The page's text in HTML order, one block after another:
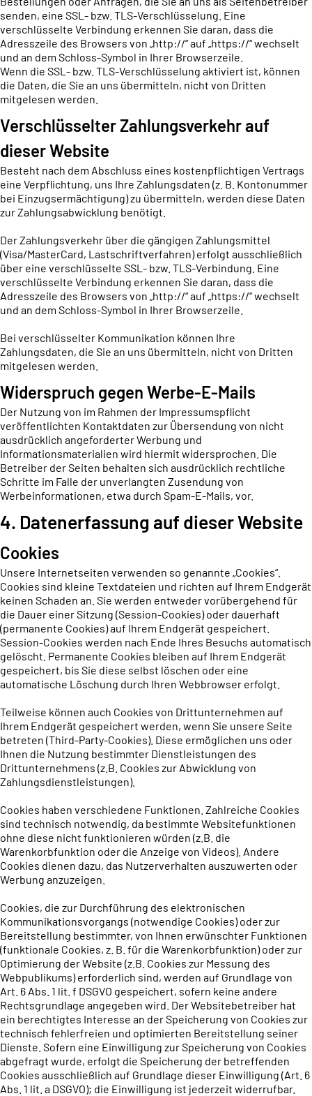
senden, eine SSL- bzw. TLS-Verschlüsselung. Eine
verschlüsselte Verbindung erkennen Sie daran, dass die
Adresszeile des Browsers von „http://“ auf „https://“ wechselt
und an dem Schloss-Symbol in Ihrer Browserzeile.
Wenn die SSL- bzw. TLS-Verschlüsselung aktiviert ist, können
die Daten, die Sie an uns übermitteln, nicht von Dritten
mitgelesen werden.
Verschlüsselter Zahlungsverkehr auf
dieser Website
Besteht nach dem Abschluss eines kostenpflichtigen Vertrags
eine Verpflichtung, uns Ihre Zahlungsdaten (z. B. Kontonummer
bei Einzugsermächtigung) zu übermitteln, werden diese Daten
zur Zahlungsabwicklung benötigt.
Der Zahlungsverkehr über die gängigen Zahlungsmittel
(Visa/MasterCard, Lastschriftverfahren) erfolgt ausschließlich
über eine verschlüsselte SSL- bzw. TLS-Verbindung. Eine
verschlüsselte Verbindung erkennen Sie daran, dass die
Adresszeile des Browsers von „http://“ auf „https://“ wechselt
und an dem Schloss-Symbol in Ihrer Browserzeile.
Bei verschlüsselter Kommunikation können Ihre
Zahlungsdaten, die Sie an uns übermitteln, nicht von Dritten
mitgelesen werden.
Widerspruch gegen Werbe-E-Mails
Der Nutzung von im Rahmen der Impressumspflicht
veröffentlichten Kontaktdaten zur Übersendung von nicht
ausdrücklich angeforderter Werbung und
Informationsmaterialien wird hiermit widersprochen. Die
Betreiber der Seiten behalten sich ausdrücklich rechtliche
Schritte im Falle der unverlangten Zusendung von
Werbeinformationen, etwa durch Spam-E-Mails, vor.
4. Datenerfassung auf dieser Website
Cookies
Unsere Internetseiten verwenden so genannte „Cookies“.
Cookies sind kleine Textdateien und richten auf Ihrem Endgerät
keinen Schaden an. Sie werden entweder vorübergehend für
die Dauer einer Sitzung (Session-Cookies) oder dauerhaft
(permanente Cookies) auf Ihrem Endgerät gespeichert.
Session-Cookies werden nach Ende Ihres Besuchs automatisch
gelöscht. Permanente Cookies bleiben auf Ihrem Endgerät
gespeichert, bis Sie diese selbst löschen oder eine
automatische Löschung durch Ihren Webbrowser erfolgt.
Teilweise können auch Cookies von Drittunternehmen auf
Ihrem Endgerät gespeichert werden, wenn Sie unsere Seite
betreten (Third-Party-Cookies). Diese ermöglichen uns oder
Ihnen die Nutzung bestimmter Dienstleistungen des
Drittunternehmens (z.B. Cookies zur Abwicklung von
Zahlungsdienstleistungen).
Cookies haben verschiedene Funktionen. Zahlreiche Cookies
sind technisch notwendig, da bestimmte Websitefunktionen
ohne diese nicht funktionieren würden (z.B. die
Warenkorbfunktion oder die Anzeige von Videos). Andere
Cookies dienen dazu, das Nutzerverhalten auszuwerten oder
Werbung anzuzeigen.
Cookies, die zur Durchführung des elektronischen
Kommunikationsvorgangs (notwendige Cookies) oder zur
Bereitstellung bestimmter, von Ihnen erwünschter Funktionen
(funktionale Cookies, z. B. für die Warenkorbfunktion) oder zur
Optimierung der Website (z.B. Cookies zur Messung des
Webpublikums) erforderlich sind, werden auf Grundlage von
Art. 6 Abs. 1 lit. f DSGVO gespeichert, sofern keine andere
Rechtsgrundlage angegeben wird. Der Websitebetreiber hat
ein berechtigtes Interesse an der Speicherung von Cookies zur
technisch fehlerfreien und optimierten Bereitstellung seiner
Dienste. Sofern eine Einwilligung zur Speicherung von Cookies
abgefragt wurde, erfolgt die Speicherung der betreffenden
Cookies ausschließlich auf Grundlage dieser Einwilligung (Art. 6
Abs. 1 lit. a DSGVO); die Einwilligung ist jederzeit widerrufbar.